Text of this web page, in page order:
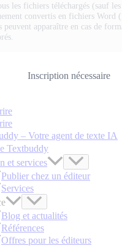
Inscription nécessaire
les fichiers téléchargés (sauf
convertis en fichiers Word
peuvent apparaître en cas de
– Votre agent de texte IA
Textbuddy
et services
Publier chez un éditeur
Services
Blog et actualités
Références
Offres pour les éditeurs